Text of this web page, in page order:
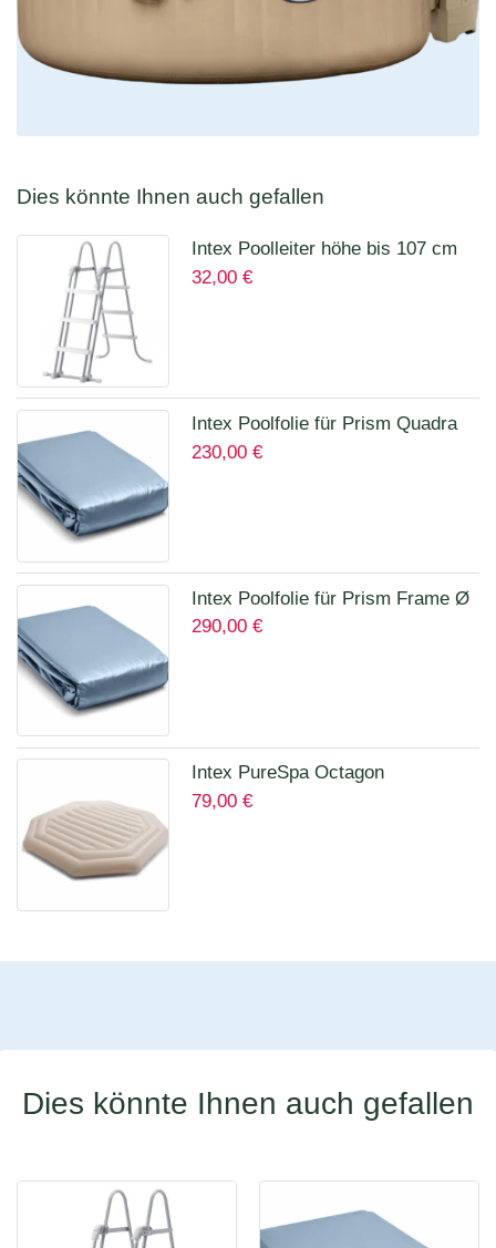
Dies könnte Ihnen auch gefallen
Intex Poolleiter höhe bis 107 cm
28075
32,00 €
Intex Poolfolie für Prism Quadra
400 x 200 x 100 cm 12135A
230,00 €
Intex Poolfolie für Prism Frame Ø
457 x 122 cm Art.12457A
290,00 €
Intex PureSpa Octagon
Isolierende Abdeckung für 28456
79,00 €
Dies könnte Ihnen auch gefallen